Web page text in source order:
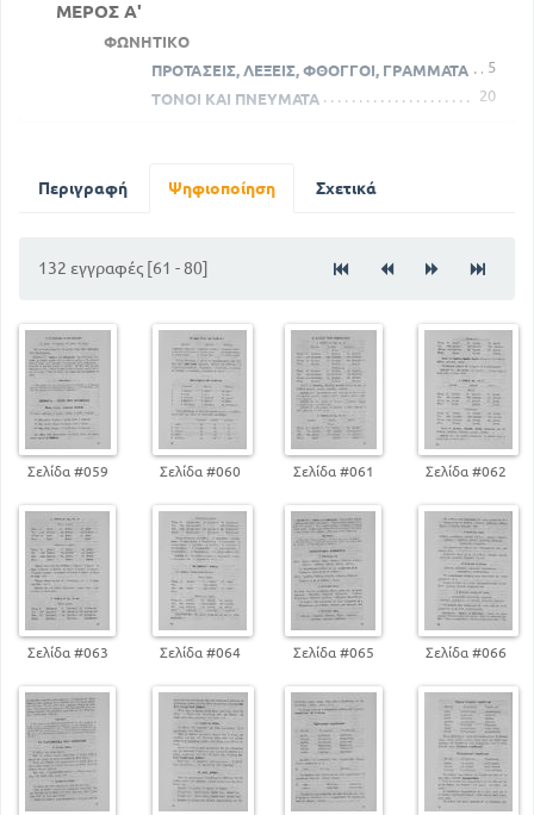
ΜΕΡΟΣ Α'
ΦΩΝΗΤΙΚΟ
ΠΡΟΤΑΣΕΙΣ, ΛΕΞΕΙΣ, ΦΘΟΓΓΟΙ, ΓΡΑΜΜΑΤΑ
5
ΤΟΝΟΙ ΚΑΙ ΠΝΕΥΜΑΤΑ
20
ΜΕΡΟΣ Β
ΚΛΙΣΗ ΤΩΝ ΑΡΣΕΝΙΚΩΝ
42
Η ΟΡΘΟΓΡΑΦΙΑ ΤΩΝ ΘΗΛΥΚΩΝ
ΑΡΙΘΜΗΤΙΚΑ ΕΠΙΘΕΤΑ
71
ΑΚΛΙΤΕΣ ΛΕΞΕΙΣ
112
ΜΕΡΟΣ Γ
ΠΑΡΑΓΩΓΙΚΟ
117
Περιγραφή Ψηφιοποίηση Σχετικά
132 εγγραφές [61 - 80]
Σελίδα #059 Σελίδα #060 Σελίδα #061 Σελίδα #062
Σελίδα #063 Σελίδα #064 Σελίδα #065 Σελίδα #066